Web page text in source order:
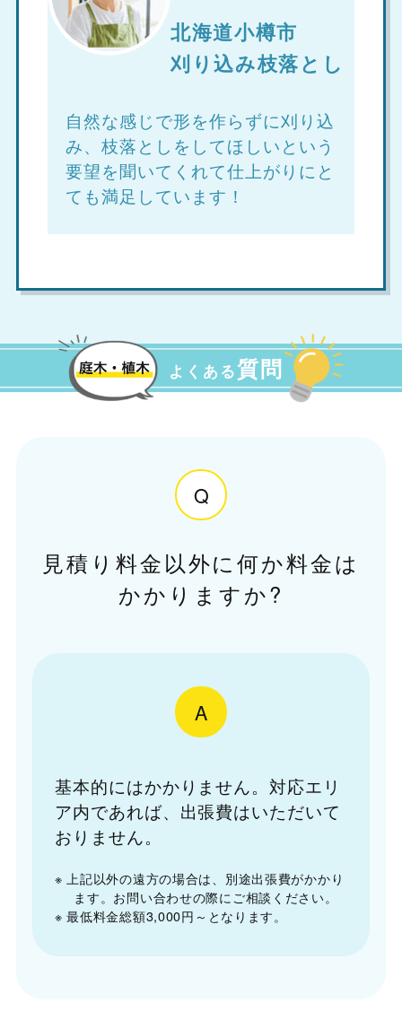
北海道小樽市
刈り込み枝落とし
自然な感じで形を作らずに刈り込
み、枝落としをしてほしいという
要望を聞いてくれて仕上がりにと
ても満足しています！
よくある質問
Q
見積り料金以外に何か料金は
かかりますか?
A
基本的にはかかりません。対応エリ
ア内であれば、出張費はいただいて
おりません。
※ 上記以外の遠方の場合は、別途出張費がかかり
ます。お問い合わせの際にご相談ください。
※ 最低料金総額3,000円～となります。